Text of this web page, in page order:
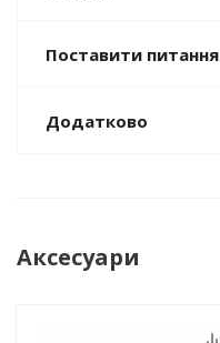
Поставити питання
Додатково
Аксесуари